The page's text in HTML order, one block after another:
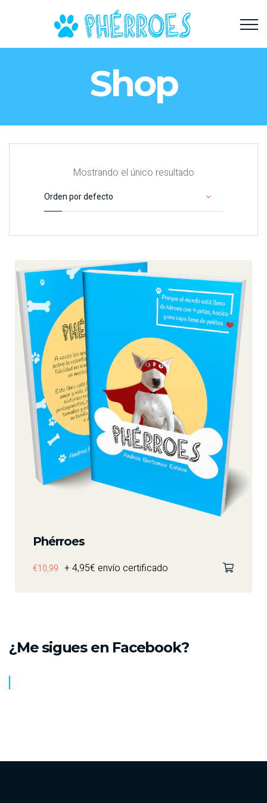
Shop
Mostrando el único resultado
Phérroes
€10,99 + 4,95€ envío certificado
¿Me sigues en Facebook?